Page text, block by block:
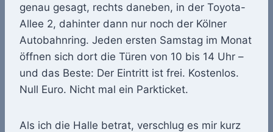
genau gesagt, rechts daneben, in der Toyota-
Allee 2, dahinter dann nur noch der Kölner
Autobahnring. Jeden ersten Samstag im Monat
öffnen sich dort die Türen von 10 bis 14 Uhr –
und das Beste: Der Eintritt ist frei. Kostenlos.
Null Euro. Nicht mal ein Parkticket.
Als ich die Halle betrat, verschlug es mir kurz